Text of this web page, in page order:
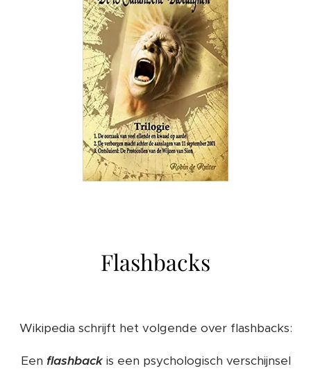
Flashbacks
Wikipedia schrijft het volgende over flashbacks:
Een flashbackis een psychologisch verschijnsel